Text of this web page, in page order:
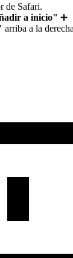
de Safari.
a inicio" ➕
arriba a la